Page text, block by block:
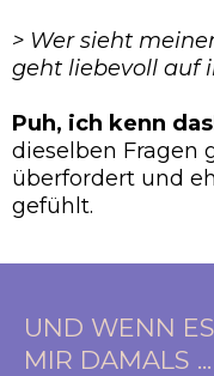
> Wer sieht
geht liebevoll auf
Puh, ich kenn
dieselben Fragen
überfordert und
gefühlt.
UND WENN
MIR DAMALS ...